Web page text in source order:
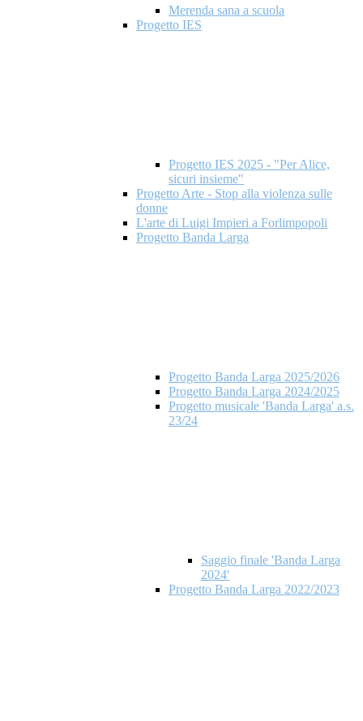
Merenda sana a scuola
Progetto IES
Progetto IES 2025 - "Per Alice,
sicuri insieme"
Progetto Arte - Stop alla violenza sulle
donne
L'arte di Luigi Impieri a Forlimpopoli
Progetto Banda Larga
Progetto Banda Larga 2025/2026
Progetto Banda Larga 2024/2025
Progetto musicale 'Banda Larga' a.s.
23/24
Saggio finale 'Banda Larga
2024'
Progetto Banda Larga 2022/2023